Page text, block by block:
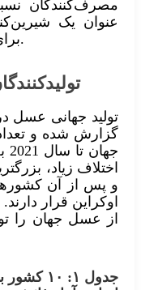
مصرف‌کنندگان
عنوان یک
برای محصولات ارگانیک و سالم است.
گزارش شده و
اختلاف زیاد،
و پس از آن
از عسل جهان را
جدول ۱: